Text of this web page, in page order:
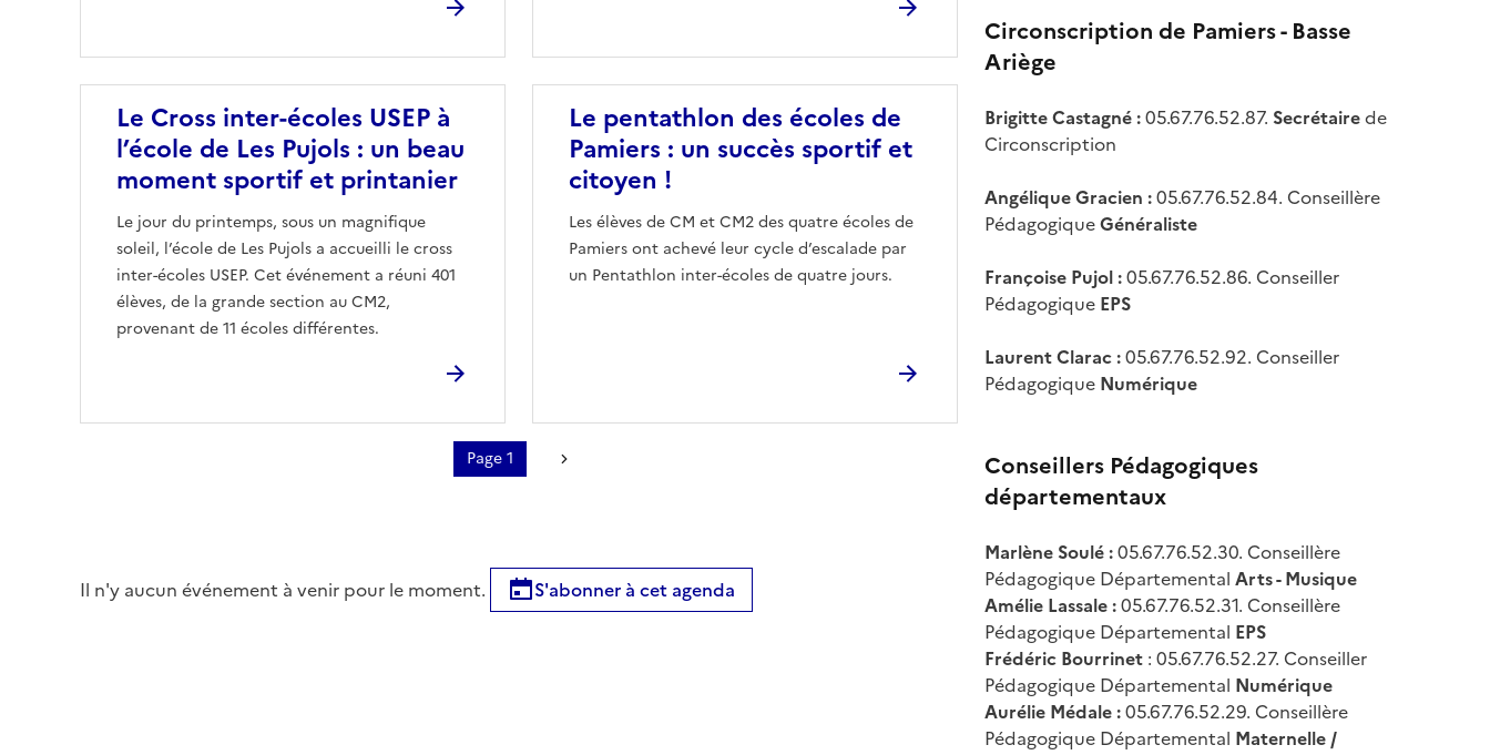
Le Cross inter-écoles USEP à
l’école de Les Pujols : un beau
moment sportif et printanier
Le jour du printemps, sous un magnifique
soleil, l’école de Les Pujols a accueilli le cross
inter-écoles USEP. Cet événement a réuni 401
élèves, de la grande section au CM2,
provenant de 11 écoles différentes.
Le pentathlon des écoles de
Pamiers : un succès sportif et
citoyen !
Les élèves de CM et CM2 des quatre écoles de
Pamiers ont achevé leur cycle d’escalade par
un Pentathlon inter-écoles de quatre jours.
Page 1
Il n'y aucun événement à venir pour le moment. S'abonner à cet agenda
Circonscription de Pamiers - Basse
Ariège
Brigitte Castagné :05.67.76.52.87. Secrétairede
Circonscription
Angélique Gracien :05.67.76.52.84. Conseillère
PédagogiqueGénéraliste
Françoise Pujol :05.67.76.52.86. Conseiller
Pédagogique EPS
Laurent Clarac :05.67.76.52.92. Conseiller
Pédagogique Numérique
Conseillers Pédagogiques
départementaux
Marlène Soulé :05.67.76.52.30. Conseillère
Pédagogique Départemental Arts - Musique
Amélie Lassale :05.67.76.52.31. Conseillère
Pédagogique Départemental EPS
Frédéric Bourrinet : 05.67.76.52.27. Conseiller
Pédagogique Départemental Numérique
Aurélie Médale :05.67.76.52.29. Conseillère
Pédagogique Départemental Maternelle /